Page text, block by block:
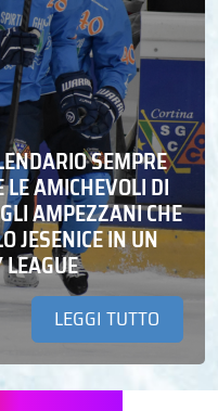
SEMPRE
AMICHEVOLI DI
AMPEZZANI CHE
JESENICE IN UN
LEGGI TUTTO